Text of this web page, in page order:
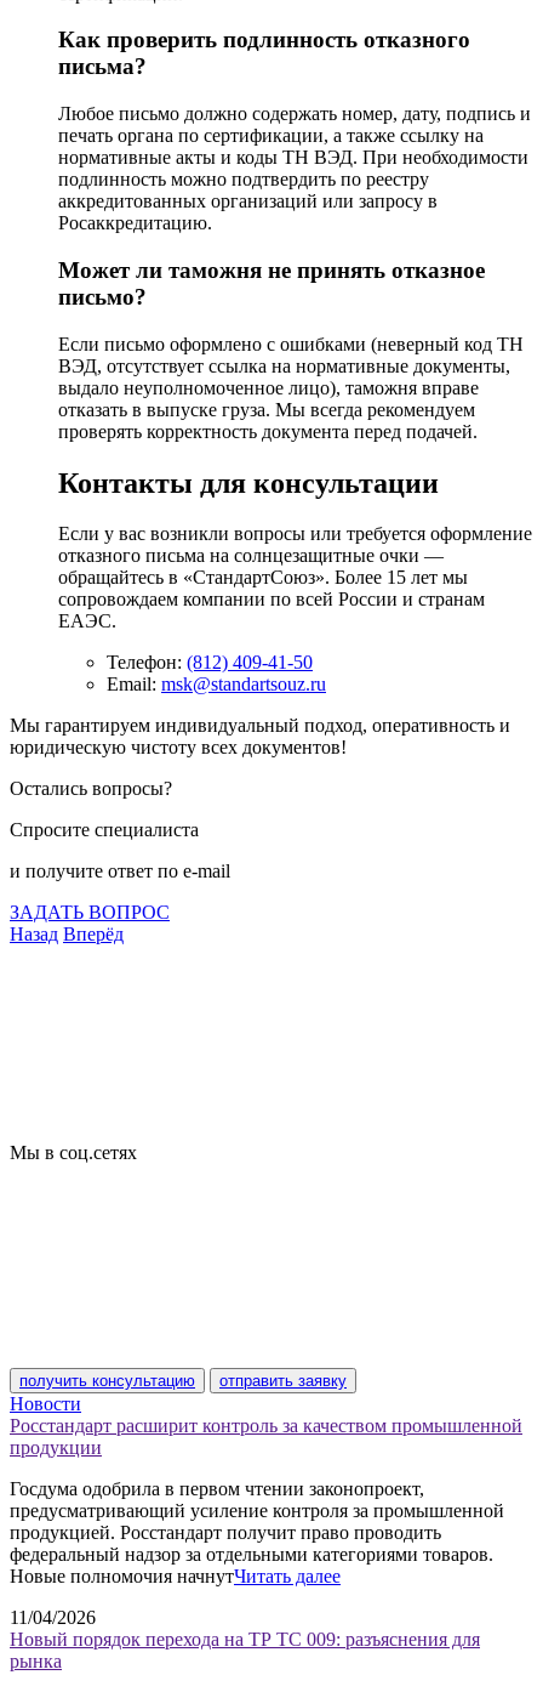
Как проверить подлинность отказного
письма?
Любое письмо должно содержать номер, дату, подпись и
печать органа по сертификации, а также ссылку на
нормативные акты и коды ТН ВЭД. При необходимости
подлинность можно подтвердить по реестру
аккредитованных организаций или запросу в
Росаккредитацию.
Может ли таможня не принять отказное
письмо?
Если письмо оформлено с ошибками (неверный код ТН
ВЭД, отсутствует ссылка на нормативные документы,
выдало неуполномоченное лицо), таможня вправе
отказать в выпуске груза. Мы всегда рекомендуем
проверять корректность документа перед подачей.
Контакты для консультации
Если у вас возникли вопросы или требуется оформление
отказного письма на солнцезащитные очки —
обращайтесь в «СтандартСоюз». Более 15 лет мы
сопровождаем компании по всей России и странам
ЕАЭС.
Телефон: (812) 409-41-50
Email: msk@standartsouz.ru
Мы гарантируем индивидуальный подход, оперативность и
юридическую чистоту всех документов!
Остались вопросы?
Спросите специалиста
и получите ответ по e-mail
ЗАДАТЬ ВОПРОС
Назад Вперёд
Мы в соц.сетях
получить консультацию отправить заявку
Новости
Росстандарт расширит контроль за качеством промышленной
продукции
Госдума одобрила в первом чтении законопроект,
предусматривающий усиление контроля за промышленной
продукцией. Росстандарт получит право проводить
федеральный надзор за отдельными категориями товаров.
Новые полномочия начнутЧитать далее
11/04/2026
Новый порядок перехода на ТР ТС 009: разъяснения для
рынка